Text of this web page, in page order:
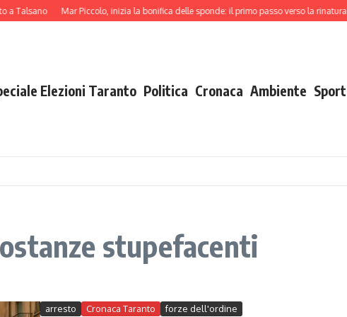
Talsano Mar Piccolo, inizia la bonifica delle sponde: il primo passo verso la
Elezioni Taranto Politica Cronaca Ambiente Sport
stupefacenti
arresto Cronaca Taranto forze dell'ordine